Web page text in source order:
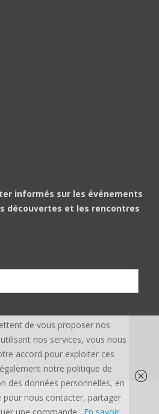
informés sur les événements
découvertes et les rencontres
DROITS RÉSERVÉS.CREDITS
de vous proposer nos
nos services, vous nous
accord pour exploiter ces
notre politique de
des données personnelles, en
pour nous contacter, partager